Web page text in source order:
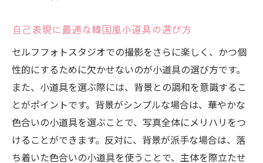
セルフフォトスタジオで自分だけの特別な一枚
を韓国風に仕上げる
特別な一枚を求める韓国風撮影の秘訣
韓国風スタジオでの独自の表現方法
自分だけのテーマで韓国風写真を創作
韓国風スタジオでの思い出を鮮やかに記録
韓国風セルフフォトスタジオでの個性的な
自己表現に最適な韓国風小道具の選び方
セルフフォトスタジオでの撮影をさらに楽しく、かつ個
性的にするために欠かせないのが小道具の選び方です。
また、小道具を選ぶ際には、背景との調和を意識するこ
とがポイントです。背景がシンプルな場合は、華やかな
色合いの小道具を選ぶことで、写真全体にメリハリをつ
けることができます。反対に、背景が派手な場合は、落
ち着いた色合いの小道具を使うことで、主体を際立たせ